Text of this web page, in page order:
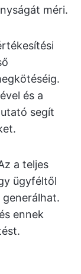
méri.
és a
segít
a teljes
ügyféltől
ennek